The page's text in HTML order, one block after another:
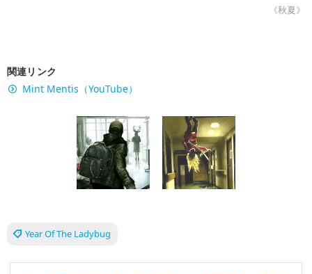
《秋夏》
関連リンク
Mint Mentis（YouTube）
Year Of The Ladybug